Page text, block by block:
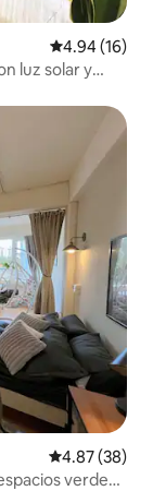
Calificación
4.94 (16)
luz solar y
Calificación
4.87 (38)
verdes